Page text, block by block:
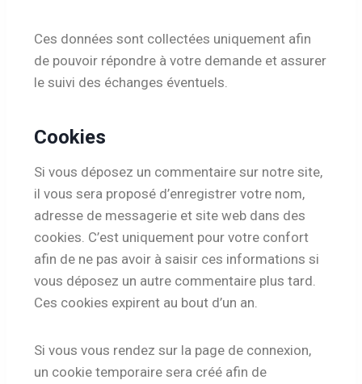
Ces données sont collectées uniquement afin
de pouvoir répondre à votre demande et assurer
le suivi des échanges éventuels.
Cookies
Si vous déposez un commentaire sur notre site,
il vous sera proposé d’enregistrer votre nom,
adresse de messagerie et site web dans des
cookies. C’est uniquement pour votre confort
afin de ne pas avoir à saisir ces informations si
vous déposez un autre commentaire plus tard.
Ces cookies expirent au bout d’un an.
Si vous vous rendez sur la page de connexion,
un cookie temporaire sera créé afin de